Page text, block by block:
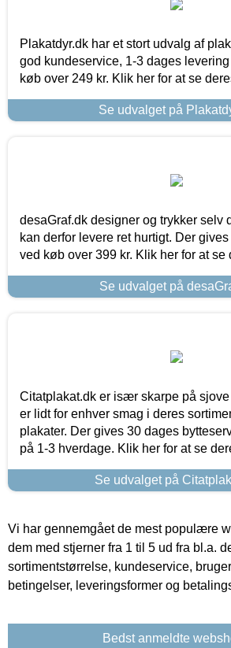
Plakatdyr.dk har et stort udvalg af
god kundeservice, 1-3 dages levering
køb over 249 kr. Klik her for at se
Se udvalget på
desaGraf.dk designer og trykker selv
kan derfor levere ret hurtigt. Der
ved køb over 399 kr. Klik her for at se
Se udvalget på
Citatplakat.dk er især skarpe på
er lidt for enhver smag i deres
plakater. Der gives 30 dages
på 1-3 hverdage. Klik her for at se
Se udvalget på
Vi har gennemgået de mest populære
dem med stjerner fra 1 til 5 ud fra bl.a.
sortimentstørrelse, kundeservice,
betingelser, leveringsformer og
Bedst anmeldte